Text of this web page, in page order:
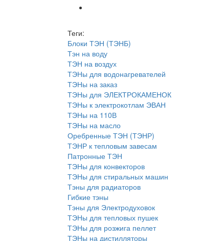
Теги:
Блоки ТЭН (ТЭНБ)
Тэн на воду
ТЭН на воздух
ТЭНы для водонагревателей
ТЭНы на заказ
ТЭНы для ЭЛЕКТРОКАМЕНОК
ТЭНы к электрокотлам ЭВАН
ТЭНы на 110В
ТЭНы на масло
Оребренные ТЭН (ТЭНР)
ТЭНР к тепловым завесам
Патронные ТЭН
ТЭНы для конвекторов
ТЭНы для стиральных машин
Тэны для радиаторов
Гибкие тэны
Тэны для Электродуховок
ТЭНы для тепловых пушек
ТЭНы для розжига пеллет
ТЭНы на дистилляторы